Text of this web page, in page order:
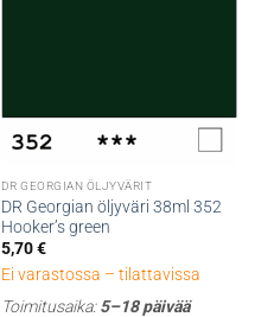
DR GEORGIAN ÖLJYVÄRIT
DR Georgian öljyväri 38ml 352
Hooker’s green
5,70€
Ei varastossa – tilattavissa
Toimitusaika:5–18 päivää